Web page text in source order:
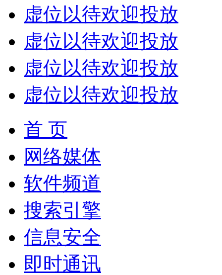
虚位以待欢迎投放
虚位以待欢迎投放
虚位以待欢迎投放
虚位以待欢迎投放
首 页
网络媒体
软件频道
搜索引擎
信息安全
即时通讯